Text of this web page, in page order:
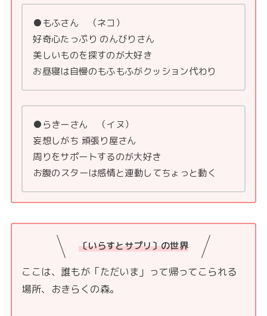
●もふさん （ネコ）
好奇心たっぷり のんびりさん
美しいものを探すのが大好き
お昼寝は自慢のもふもふがクッション代わり
●らきーさん （イヌ）
妄想しがち 頑張り屋さん
周りをサポートするのが大好き
⁡お腹のスターは感情と連動してちょっと動く
〔いらすとサプリ〕の世界
ここは、誰もが「ただいま」って帰ってこられる
場所、おきらくの森。